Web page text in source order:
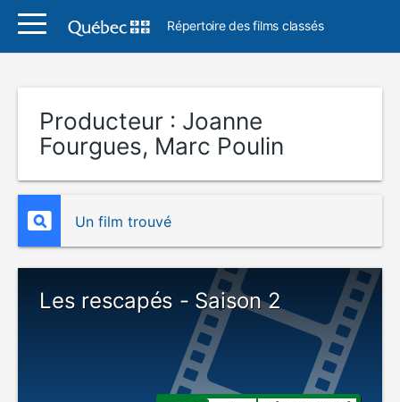
Répertoire des films classés
Producteur : Joanne
Fourgues, Marc Poulin
Un film trouvé
Les rescapés - Saison 2